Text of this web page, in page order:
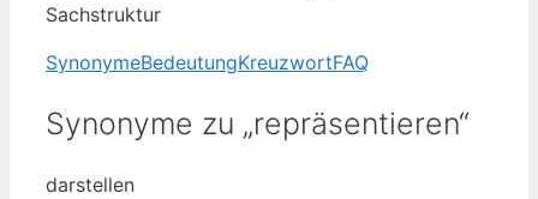
Sachstruktur
SynonymeBedeutungKreuzwortFAQ
Synonyme zu „repräsentieren“
darstellen